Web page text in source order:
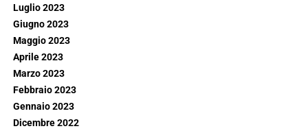
Luglio 2023
Giugno 2023
Maggio 2023
Aprile 2023
Marzo 2023
Febbraio 2023
Gennaio 2023
Dicembre 2022